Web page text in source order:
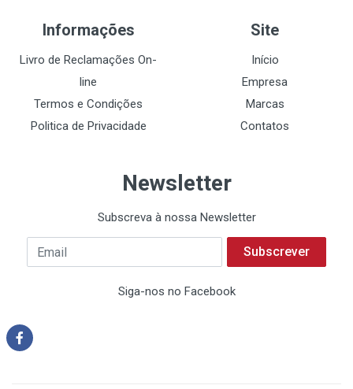
Informações
Livro de Reclamações On-
line
Termos e Condições
Politica de Privacidade
Site
Início
Empresa
Marcas
Contatos
Newsletter
Subscreva à nossa Newsletter
Subscrever
Siga-nos no Facebook